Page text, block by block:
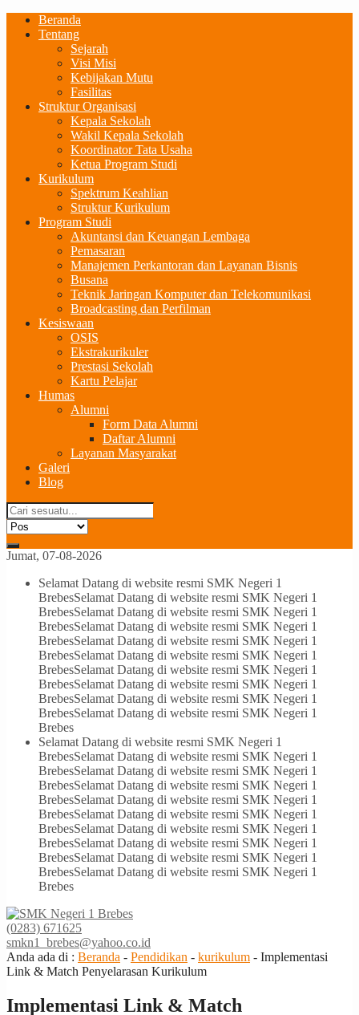
Beranda
Tentang
Sejarah
Visi Misi
Kebijakan Mutu
Fasilitas
Struktur Organisasi
Kepala Sekolah
Wakil Kepala Sekolah
Koordinator Tata Usaha
Ketua Program Studi
Kurikulum
Spektrum Keahlian
Struktur Kurikulum
Program Studi
Akuntansi dan Keuangan Lembaga
Pemasaran
Manajemen Perkantoran dan Layanan Bisnis
Busana
Teknik Jaringan Komputer dan Telekomunikasi
Broadcasting dan Perfilman
Kesiswaan
OSIS
Ekstrakurikuler
Prestasi Sekolah
Kartu Pelajar
Humas
Alumni
Form Data Alumni
Daftar Alumni
Layanan Masyarakat
Galeri
Blog
Jumat, 07-08-2026
Selamat Datang di website resmi SMK Negeri 1
BrebesSelamat Datang di website resmi SMK Negeri 1
BrebesSelamat Datang di website resmi SMK Negeri 1
BrebesSelamat Datang di website resmi SMK Negeri 1
BrebesSelamat Datang di website resmi SMK Negeri 1
BrebesSelamat Datang di website resmi SMK Negeri 1
BrebesSelamat Datang di website resmi SMK Negeri 1
BrebesSelamat Datang di website resmi SMK Negeri 1
BrebesSelamat Datang di website resmi SMK Negeri 1
BrebesSelamat Datang di website resmi SMK Negeri 1
Brebes
Selamat Datang di website resmi SMK Negeri 1
BrebesSelamat Datang di website resmi SMK Negeri 1
BrebesSelamat Datang di website resmi SMK Negeri 1
BrebesSelamat Datang di website resmi SMK Negeri 1
BrebesSelamat Datang di website resmi SMK Negeri 1
BrebesSelamat Datang di website resmi SMK Negeri 1
BrebesSelamat Datang di website resmi SMK Negeri 1
BrebesSelamat Datang di website resmi SMK Negeri 1
BrebesSelamat Datang di website resmi SMK Negeri 1
BrebesSelamat Datang di website resmi SMK Negeri 1
Brebes
(0283) 671625
smkn1_brebes@yahoo.co.id
Anda ada di : Beranda - Pendidikan - kurikulum - Implementasi
Link & Match Penyelarasan Kurikulum
Implementasi Link & Match